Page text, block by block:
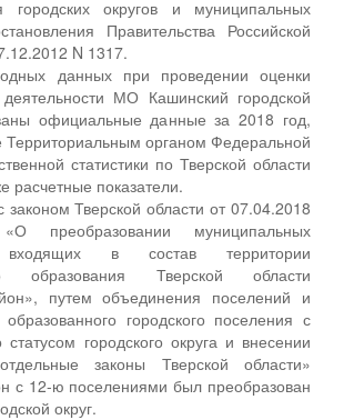
городских округов и муниципальных
Правительства Российской
N 1317.
данных при проведении оценки
МО Кашинский городской
официальные данные за 2018 год,
Территориальным органом Федеральной
статистики по Тверской области
расчетные показатели.
законом Тверской области от 07.04.2018
муниципальных
входящих в состав территории
образования Тверской области
путем объединения поселений и
городского поселения с
городского округа и внесении
законы Тверской области»
с 12-ю поселениями был преобразован
округ.